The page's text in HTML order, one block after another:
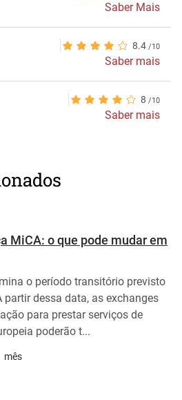
Saber Mais
8.4
Saber mais
8
Saber mais
MiCA: o que pode mudar em
o período transitório previsto
partir dessa data, as exchanges
para prestar serviços de
poderão t...
mês